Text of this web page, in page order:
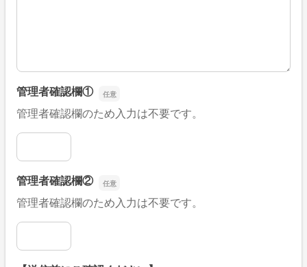
管理者確認欄①
管理者確認欄のため入力は不要です。
管理者確認欄①
管理者確認欄②
管理者確認欄のため入力は不要です。
管理者確認欄②